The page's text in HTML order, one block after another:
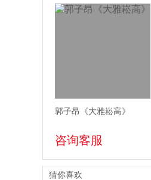
郭子昂《大雅崧高》
咨询客服
猜你喜欢